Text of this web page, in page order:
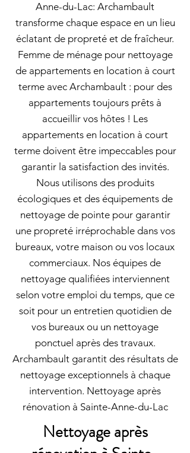
Anne-du-Lac: Archambault
transforme chaque espace en un lieu
éclatant de propreté et de fraîcheur.
Femme de ménage pour nettoyage
de appartements en location à court
terme avec Archambault : pour des
appartements toujours prêts à
accueillir vos hôtes ! Les
appartements en location à court
terme doivent être impeccables pour
garantir la satisfaction des invités.
Nous utilisons des produits
écologiques et des équipements de
nettoyage de pointe pour garantir
une propreté irréprochable dans vos
bureaux, votre maison ou vos locaux
commerciaux. Nos équipes de
nettoyage qualifiées interviennent
selon votre emploi du temps, que ce
soit pour un entretien quotidien de
vos bureaux ou un nettoyage
ponctuel après des travaux.
Archambault garantit des résultats de
nettoyage exceptionnels à chaque
intervention. Nettoyage après
rénovation à Sainte-Anne-du-Lac
Nettoyage après